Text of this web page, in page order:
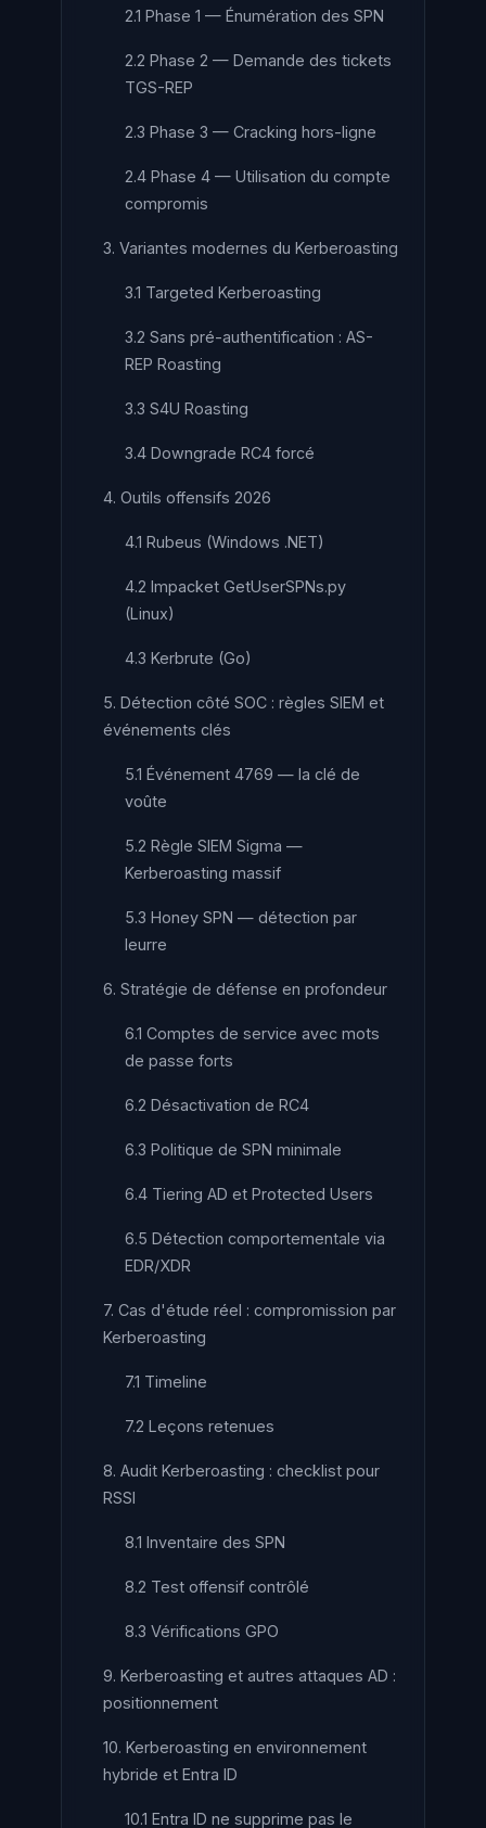
2.1 Phase 1 — Énumération des SPN
2.2 Phase 2 — Demande des tickets
TGS-REP
2.3 Phase 3 — Cracking hors-ligne
2.4 Phase 4 — Utilisation du compte
compromis
3. Variantes modernes du Kerberoasting
3.1 Targeted Kerberoasting
3.2 Sans pré-authentification : AS-
REP Roasting
3.3 S4U Roasting
3.4 Downgrade RC4 forcé
4. Outils offensifs 2026
4.1 Rubeus (Windows .NET)
4.2 Impacket GetUserSPNs.py
(Linux)
4.3 Kerbrute (Go)
5. Détection côté SOC : règles SIEM et
événements clés
5.1 Événement 4769 — la clé de
voûte
5.2 Règle SIEM Sigma —
Kerberoasting massif
5.3 Honey SPN — détection par
leurre
6. Stratégie de défense en profondeur
6.1 Comptes de service avec mots
de passe forts
6.2 Désactivation de RC4
6.3 Politique de SPN minimale
6.4 Tiering AD et Protected Users
6.5 Détection comportementale via
EDR/XDR
7. Cas d'étude réel : compromission par
Kerberoasting
7.1 Timeline
7.2 Leçons retenues
8. Audit Kerberoasting : checklist pour
RSSI
8.1 Inventaire des SPN
8.2 Test offensif contrôlé
8.3 Vérifications GPO
9. Kerberoasting et autres attaques AD :
positionnement
10. Kerberoasting en environnement
hybride et Entra ID
10.1 Entra ID ne supprime pas le